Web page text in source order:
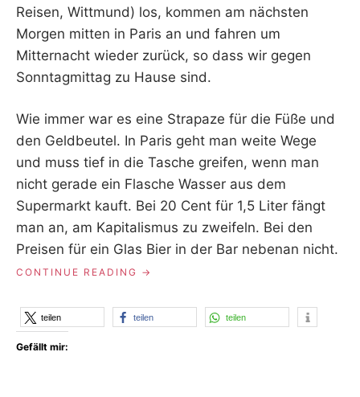
Reisen, Wittmund) los, kommen am nächsten
Morgen mitten in Paris an und fahren um
Mitternacht wieder zurück, so dass wir gegen
Sonntagmittag zu Hause sind.
Wie immer war es eine Strapaze für die Füße und
den Geldbeutel. In Paris geht man weite Wege
und muss tief in die Tasche greifen, wenn man
nicht gerade ein Flasche Wasser aus dem
Supermarkt kauft. Bei 20 Cent für 1,5 Liter fängt
man an, am Kapitalismus zu zweifeln. Bei den
Preisen für ein Glas Bier in der Bar nebenan nicht.
CONTINUE READING „EIN
PARIS“
teilen teilen teilen
Gefällt mir: